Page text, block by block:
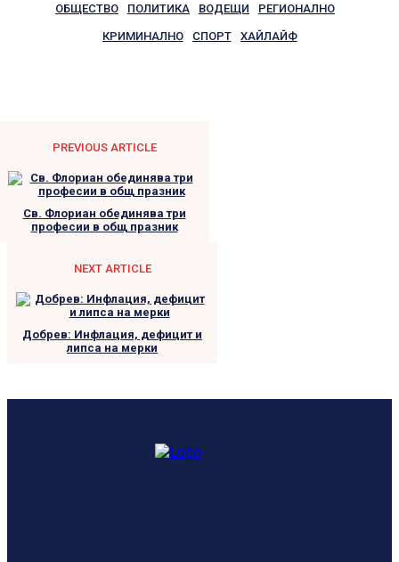
ОБЩЕСТВО ПОЛИТИКА ВОДЕЩИ РЕГИОНАЛНО
КРИМИНАЛНО СПОРТ ХАЙЛАЙФ
PREVIOUS ARTICLE
Св. Флориан обединява три
професии в общ празник
NEXT ARTICLE
Добрев: Инфлация, дефицит и
липса на мерки